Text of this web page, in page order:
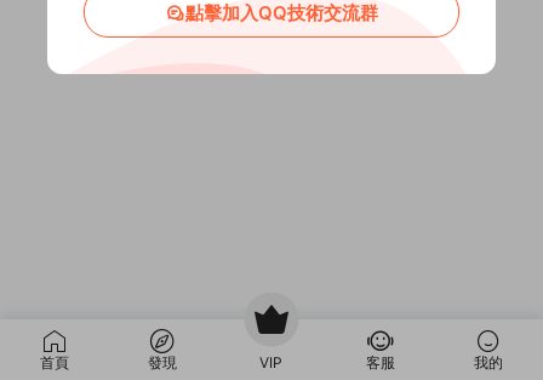
首頁 發現 VIP 客服 我的
點擊加入QQ技術交流群